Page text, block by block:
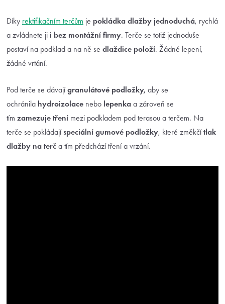
Díky rektifikačním terčům je pokládka dlažby jednoduchá, rychlá
a zvládnete ji i bez montážní firmy. Terče se totiž jednoduše
postaví na podklad a na ně se dlaždice položí. Žádné lepení,
žádné vrtání.
Pod terče se dávajígranulátové podložky, aby se
ochránila hydroizolace nebo lepenka a zároveň se
tím zamezuje tření mezi podkladem pod terasou a terčem. Na
terče se pokládajíspeciální gumové podložky, které změkčítlak
dlažby na terč a tím předchází tření a vrzání.